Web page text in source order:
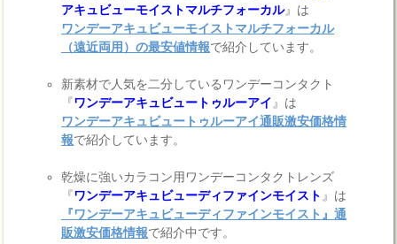
アキュビューモイストマルチフォーカル』は
ワンデーアキュビューモイストマルチフォーカル
（遠近両用）の最安値情報で紹介しています。
新素材で人気を二分しているワンデーコンタクト
『ワンデーアキュビュートゥルーアイ 』は
ワンデーアキュビュートゥルーアイ通販激安価格情
報で紹介しています。
乾燥に強いカラコン用ワンデーコンタクトレンズ
『ワンデーアキュビューディファインモイスト 』は
『ワンデーアキュビューディファインモイスト』通
販激安価格情報で紹介中です。